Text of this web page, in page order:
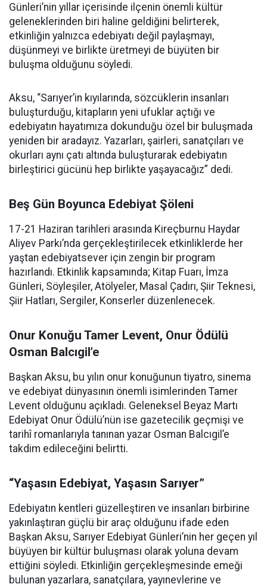
Günleri’nin yıllar içerisinde ilçenin önemli kültür
geleneklerinden biri haline geldiğini belirterek,
etkinliğin yalnızca edebiyatı değil paylaşmayı,
düşünmeyi ve birlikte üretmeyi de büyüten bir
buluşma olduğunu söyledi.
Aksu, “Sarıyer’in kıyılarında, sözcüklerin insanları
buluşturduğu, kitapların yeni ufuklar açtığı ve
edebiyatın hayatımıza dokunduğu özel bir buluşmada
yeniden bir aradayız. Yazarları, şairleri, sanatçıları ve
okurları aynı çatı altında buluşturarak edebiyatın
birleştirici gücünü hep birlikte yaşayacağız” dedi.
Beş Gün Boyunca Edebiyat Şöleni
17-21 Haziran tarihleri arasında Kireçburnu Haydar
Aliyev Parkı’nda gerçekleştirilecek etkinliklerde her
yaştan edebiyatsever için zengin bir program
hazırlandı. Etkinlik kapsamında; Kitap Fuarı, İmza
Günleri, Söyleşiler, Atölyeler, Masal Çadırı, Şiir Teknesi,
Şiir Hatları, Sergiler, Konserler düzenlenecek.
Onur Konuğu Tamer Levent, Onur Ödülü
Osman Balcıgil’e
Başkan Aksu, bu yılın onur konuğunun tiyatro, sinema
ve edebiyat dünyasının önemli isimlerinden Tamer
Levent olduğunu açıkladı. Geleneksel Beyaz Martı
Edebiyat Onur Ödülü’nün ise gazetecilik geçmişi ve
tarihî romanlarıyla tanınan yazar Osman Balcıgil’e
takdim edileceğini belirtti.
“Yaşasın Edebiyat, Yaşasın Sarıyer”
Edebiyatın kentleri güzelleştiren ve insanları birbirine
yakınlaştıran güçlü bir araç olduğunu ifade eden
Başkan Aksu, Sarıyer Edebiyat Günleri’nin her geçen yıl
büyüyen bir kültür buluşması olarak yoluna devam
ettiğini söyledi. Etkinliğin gerçekleşmesinde emeği
bulunan yazarlara, sanatçılara, yayınevlerine ve